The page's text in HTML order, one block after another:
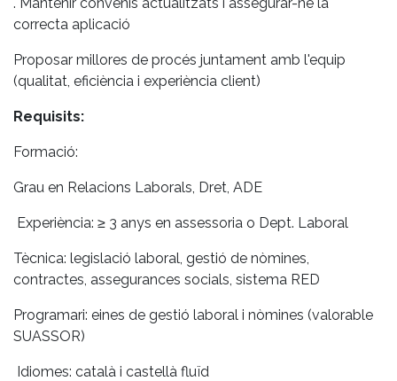
correcta aplicació
Proposar millores de procés juntament amb l'equip
(qualitat, eficiència i experiència client)
Requisits:
Formació:
Grau en Relacions Laborals, Dret, ADE
Experiència: ≥ 3 anys en assessoria o Dept. Laboral
Tècnica: legislació laboral, gestió de nòmines,
contractes, assegurances socials, sistema RED
Programari: eines de gestió laboral i nòmines (valorable
SUASSOR)
Idiomes: català i castellà fluïd